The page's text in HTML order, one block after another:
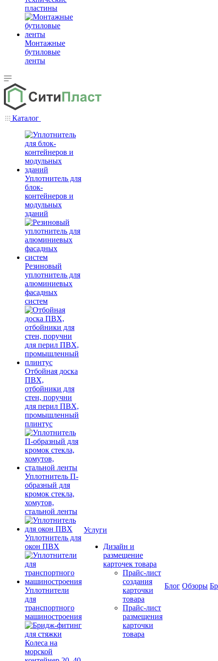
пластины
Монтажные
бутиловые
ленты
Каталог
Уплотнитель для
блок-
контейнеров и
модульных
зданий
Резиновый
уплотнитель для
алюминиевых
фасадных
систем
Отбойная доска
ПВХ,
отбойники для
стен, поручни
для перил ПВХ,
промышленный
плинтус
Уплотнитель П-
образный для
кромок стекла,
хомутов,
стальной ленты
Уплотнитель для
окон ПВХ
Уплотнители
для
транспортного
машиностроения
Услуги
Дизайн и
размещение
карточек товара
Прайс-лист
создания
карточки
товара
Прайс-лист
размещения
карточки
товара
Блог Обзоры